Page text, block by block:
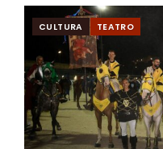
CULTURA TEATRO